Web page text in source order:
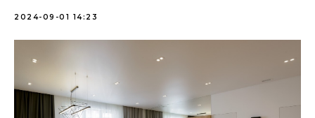
2024-09-01 14:23